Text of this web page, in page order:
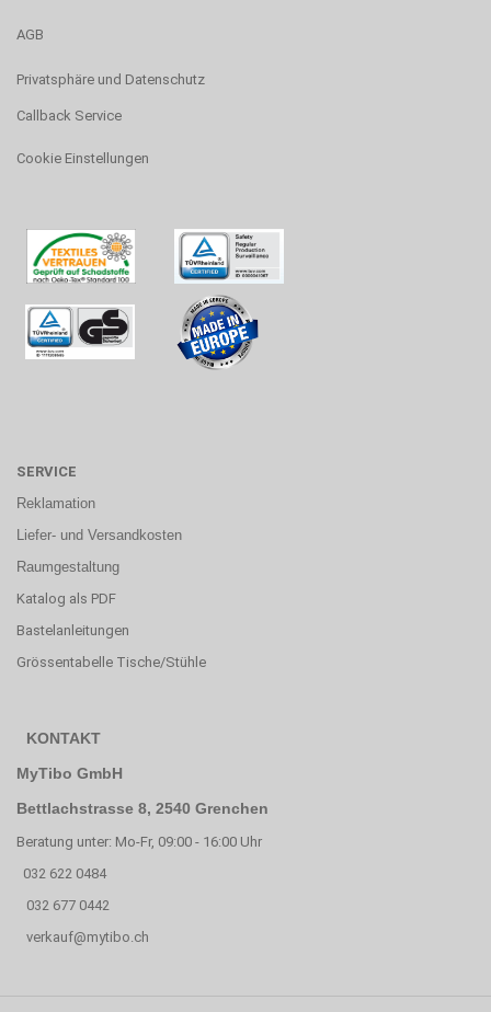
AGB
Privatsphäre und Datenschutz
Callback Service
Cookie Einstellungen
SERVICE
Reklamation
Liefer- und Versandkosten
Raumgestaltung
Katalog als PDF
Bastelanleitungen
Grössentabelle Tische/Stühle
KONTAKT
MyTibo GmbH
Bettlachstrasse 8, 2540 Grenchen
Beratung unter: Mo-Fr, 09:00 - 16:00 Uhr
032 622 0484
032 677 0442
verkauf@mytibo.ch